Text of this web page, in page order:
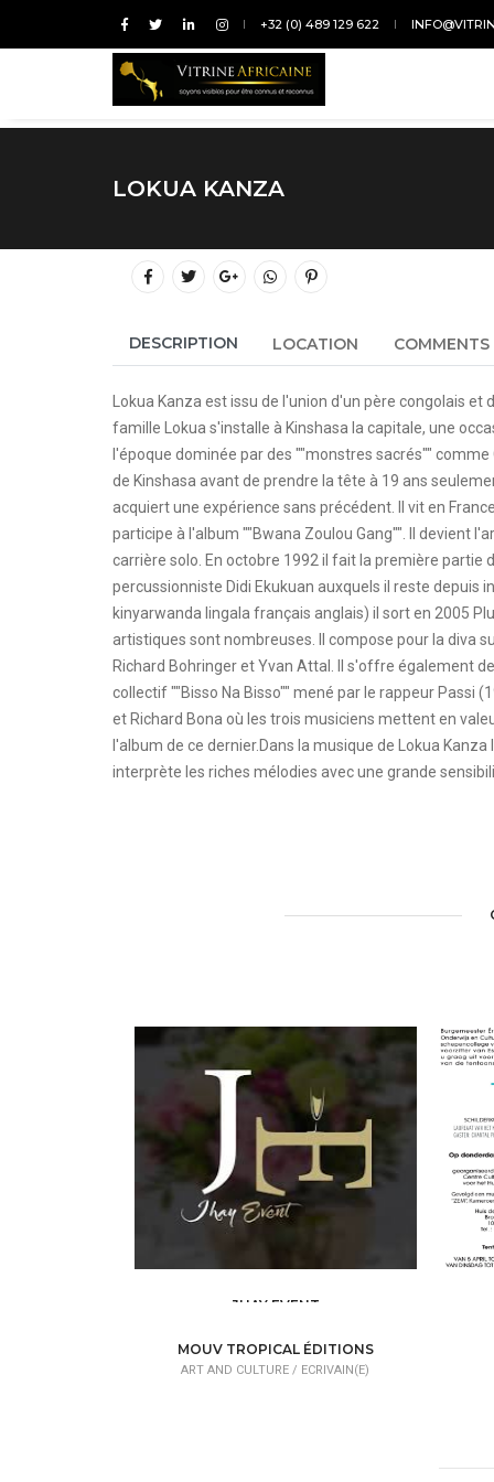
+32 (0) 489 129 622
LOKUA KANZA
DESCRIPTION LOCATION COMMENTS
Lokua Kanza est issu de l'union d'un père congolais
famille Lokua s'installe à Kinshasa la capitale, une
l'époque dominée par des ""monstres sacrés""
de Kinshasa avant de prendre la tête à 19 ans
acquiert une expérience sans précédent. Il vit en
participe à l'album ""Bwana Zoulou Gang"". Il devient
carrière solo. En octobre 1992 il fait la première partie
percussionniste Didi Ekukuan auxquels il reste
kinyarwanda lingala français anglais) il sort en 2005
artistiques sont nombreuses. Il compose pour la diva
Richard Bohringer et Yvan Attal. Il s'offre également
collectif ""Bisso Na Bisso"" mené par le rappeur Passi
et Richard Bona où les trois musiciens mettent en
l'album de ce dernier.Dans la musique de Lokua
interprète les riches mélodies avec une grande
JHAY EVENT
MOUV TROPICAL ÉDITIONS
ART AND CULTURE / ECRIVAIN(E)